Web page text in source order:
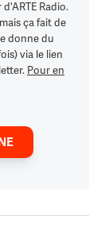
Radio.
ça fait de
donne du
via le lien
Pour en